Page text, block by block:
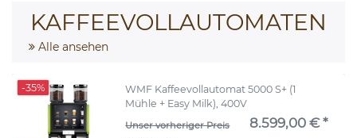
KAFFEEVOLLAUTOMATEN
Alle ansehen
-35%
WMF Kaffeevollautomat 5000 S+ (1
Mühle + Easy Milk), 400V
Unser vorheriger Preis
8.599,00 € *